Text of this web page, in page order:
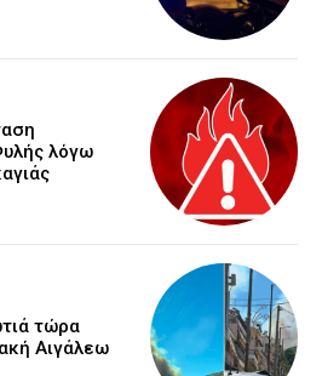
λόγω
τώρα
Αιγάλεω